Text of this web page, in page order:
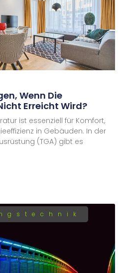
Wenn Die
Erreicht Wird?
ist essenziell für Komfort,
in Gebäuden. In der
(TGA) gibt es